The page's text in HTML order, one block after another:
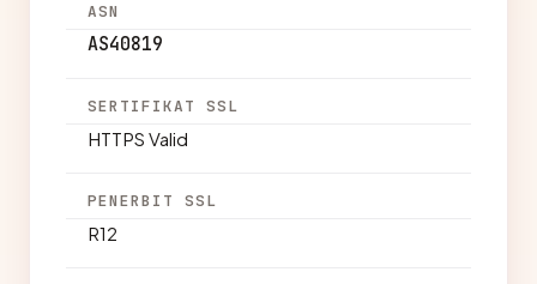
ASN
AS40819
SERTIFIKAT SSL
HTTPS Valid
PENERBIT SSL
R12